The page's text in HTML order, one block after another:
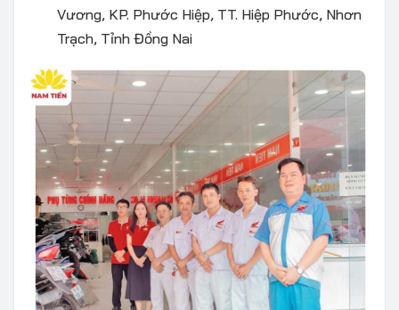
Vương, KP. Phước Hiệp, TT. Hiệp Phước, Nhơn
Trạch, Tỉnh Đồng Nai